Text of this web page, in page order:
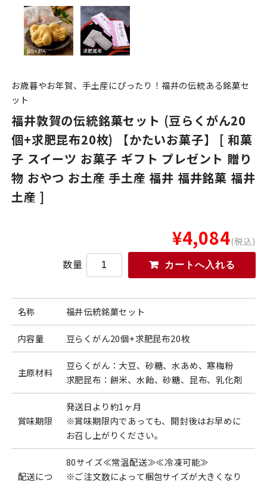
お歳暮やお年賀、手土産にぴったり！福井の伝統ある銘菓セ
ット
福井敦賀の伝統銘菓セット (豆らくがん20
個+求肥昆布20枚) 【かたいお菓子】 [ 和菓
子 スイーツ お菓子 ギフト プレゼント 贈り
物 おやつ お土産 手土産 福井 福井銘菓 福井
土産 ]
¥4,084(税込)
数量
名称 福井伝統銘菓セット
内容量 豆らくがん20個+求肥昆布20枚
主原材料
豆らくがん：大豆、砂糖、水あめ、寒梅粉
求肥昆布：餅米、水飴、砂糖、昆布、乳化剤
賞味期限
発送日より約1ヶ月
※賞味期限内であっても、開封後はお早めに
お召し上がりください。
配送につ
80サイズ≪常温配送≫≪冷凍可能≫
※ご注文数によって梱包サイズが大きくなり